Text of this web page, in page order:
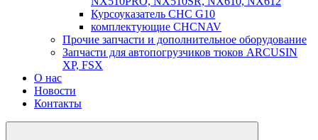
Курсоуказатель CHC G10
комплектующие CHCNAV
Прочие запчасти и дополнительное оборудование
Запчасти для автопогрузчиков тюков ARCUSIN
XP, FSX
О нас
Новости
Контакты